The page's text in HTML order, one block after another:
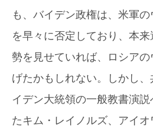
も、バイデン政権は、米軍
を早々に否定しており、本
勢を見せていれば、ロシア
げたかもしれない。しかし
イデン大統領の一般教書演
たキム・レイノルズ、アイ